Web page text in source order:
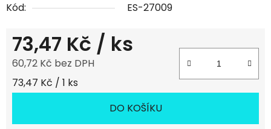
Kód:
ES-27009
73,47 Kč / ks
60,72 Kč bez DPH
Měrná cena:
73,47 Kč / 1 ks
DO KOŠÍKU